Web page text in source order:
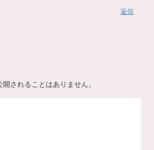
返信
されることはありません。